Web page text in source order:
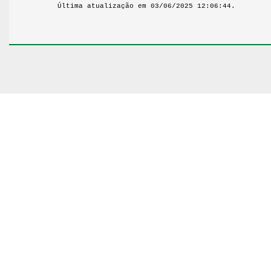
Última atualização em 03/06/2025 12:06:44.